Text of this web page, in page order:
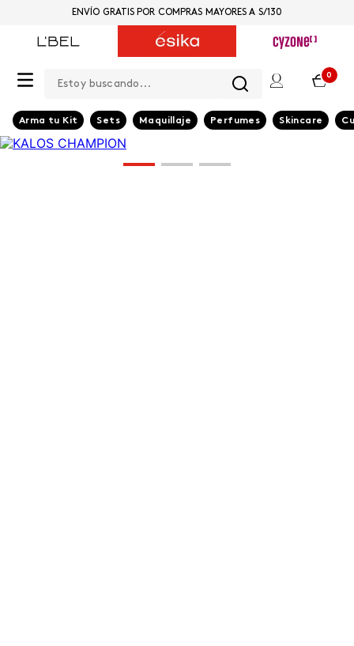
0
ENVÍO GRATIS POR COMPRAS MAYORES A S/130
Arma tu Kit Sets Maquillaje Perfumes Skincare